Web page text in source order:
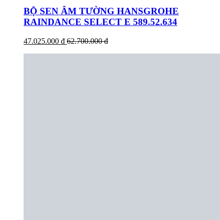
BỘ SEN ÂM TƯỜNG HANSGROHE
RAINDANCE SELECT E 589.52.634
47.025.000 đ 62.700.000 đ